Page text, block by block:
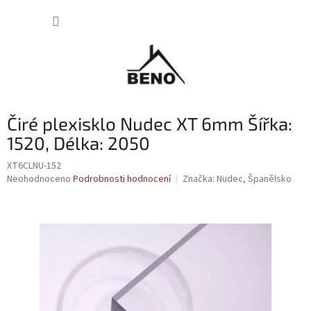
Čiré plexisklo Nudec XT 6mm Šířka:
1520, Délka: 2050
XT6CLNU-152
Průměrné
Neohodnoceno Podrobnosti hodnocení Značka: Nudec, Španělsko